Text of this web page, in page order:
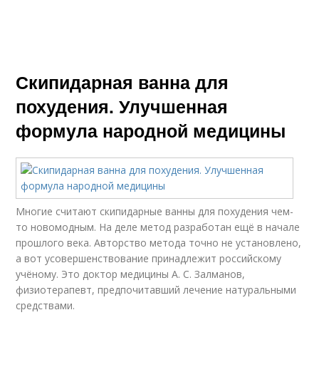
Скипидарная ванна для
похудения. Улучшенная
формула народной медицины
Многие считают скипидарные ванны для похудения чем-
то новомодным. На деле метод разработан ещё в начале
прошлого века. Авторство метода точно не установлено,
а вот усовершенствование принадлежит российскому
учёному. Это доктор медицины А. С. Залманов,
физиотерапевт, предпочитавший лечение натуральными
средствами.